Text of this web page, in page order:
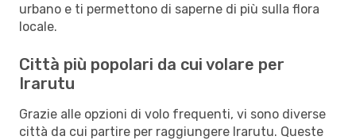
urbano e ti permettono di saperne di più sulla flora
locale.
Città più popolari da cui volare per
Irarutu
Grazie alle opzioni di volo frequenti, vi sono diverse
città da cui partire per raggiungere Irarutu. Queste